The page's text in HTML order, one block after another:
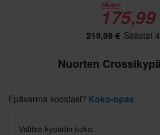
Alkaen
175,99
219,98 € Säästät
Nuorten
Epävarma koostasi? Koko-opas
Valitse kypärän koko: